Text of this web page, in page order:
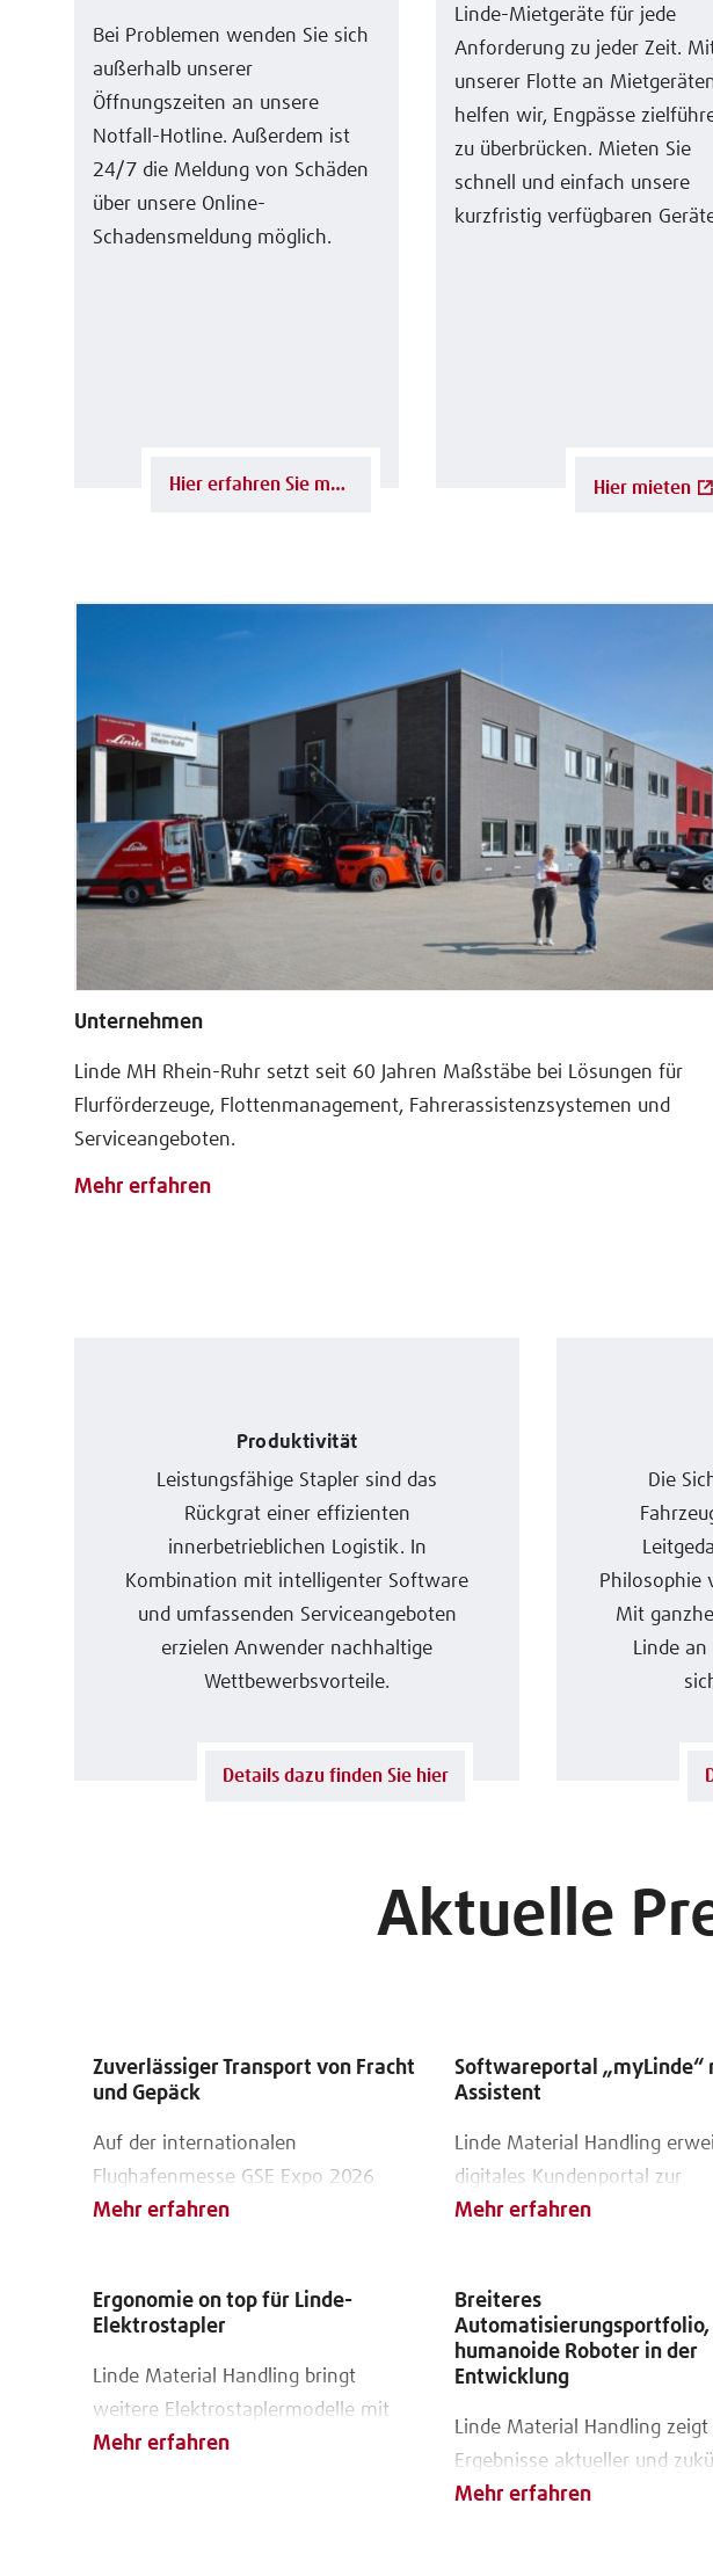
Bei Problemen wenden Sie sich
außerhalb unserer
Öffnungszeiten an unsere
Notfall-Hotline. Außerdem ist
24/7 die Meldung von Schäden
über unsere Online-
Schadensmeldung möglich.
Hier erfahren Sie mehr
Linde-Mietgeräte für jede
Anforderung zu jeder Zeit.
unserer Flotte an
helfen wir, Engpässe
zu überbrücken. Mieten Sie
schnell und einfach unsere
kurzfristig verfügbaren
Hier mieten
Unternehmen
Linde MH Rhein-Ruhr setzt seit 60 Jahren Maßstäbe bei Lösungen für
Flurförderzeuge, Flottenmanagement, Fahrerassistenzsystemen und
Serviceangeboten.
Mehr erfahren
Produktivität
Leistungsfähige Stapler sind das
Rückgrat einer effizienten
innerbetrieblichen Logistik. In
Kombination mit intelligenter Software
und umfassenden Serviceangeboten
erzielen Anwender nachhaltige
Wettbewerbsvorteile.
Details dazu finden Sie hier
Die
Philosophie
Mit
Linde
Aktuelle
Zuverlässiger Transport von Fracht
und Gepäck
Auf der internationalen
Flughafenmesse GSE Expo 2026
zeigt Linde Material Handling
Mehr erfahren
Softwareportal „myLinde“
Assistent
Linde Material Handling
digitales Kundenportal zur
Verwaltung und Steuerung
Mehr erfahren
Ergonomie on top für Linde-
Elektrostapler
Linde Material Handling bringt
weitere Elektrostaplermodelle mit
fest integrierter Lithium-Ionen-
Mehr erfahren
Breiteres
Automatisierungsportfolio,
humanoide Roboter in der
Entwicklung
Linde Material Handling zeigt
Ergebnisse aktueller und
Entwicklung
Mehr erfahren